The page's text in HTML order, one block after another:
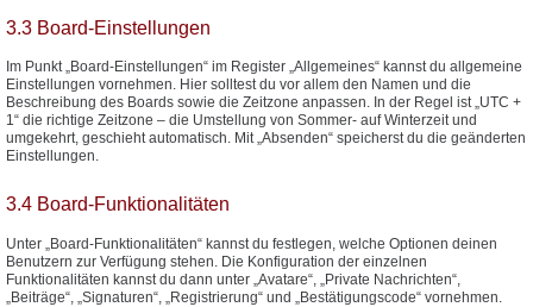
3.3 Board-Einstellungen
Im Punkt „Board-Einstellungen“ im Register „Allgemeines“ kannst du allgemeine
Einstellungen vornehmen. Hier solltest du vor allem den Namen und die
Beschreibung des Boards sowie die Zeitzone anpassen. In der Regel ist „UTC +
1“ die richtige Zeitzone – die Umstellung von Sommer- auf Winterzeit und
umgekehrt, geschieht automatisch. Mit „Absenden“ speicherst du die geänderten
Einstellungen.
3.4 Board-Funktionalitäten
Unter „Board-Funktionalitäten“ kannst du festlegen, welche Optionen deinen
Benutzern zur Verfügung stehen. Die Konfiguration der einzelnen
Funktionalitäten kannst du dann unter „Avatare“, „Private Nachrichten“,
„Beiträge“, „Signaturen“, „Registrierung“ und „Bestätigungscode“ vornehmen.